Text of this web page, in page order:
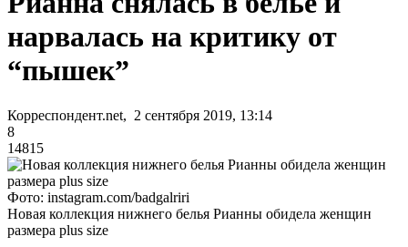
нарвалась на критику от
“пышек”
Корреспондент.net, 2 сентября 2019, 13:14
8
14815
Фото: instagram.com/badgalriri
Новая коллекция нижнего белья Рианны обидела женщин
размера plus size